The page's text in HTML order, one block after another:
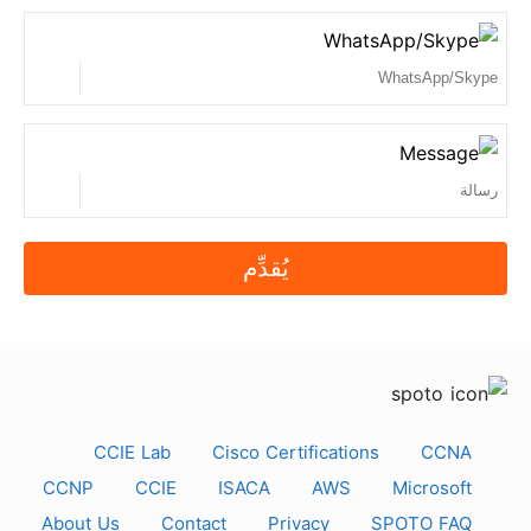
يُقدِّم
CCIE Lab Cisco Certifications
CCNA
CCNP
CCIE ISACA AWS
Microsoft
About Us
Contact Privacy SPOTO FAQ